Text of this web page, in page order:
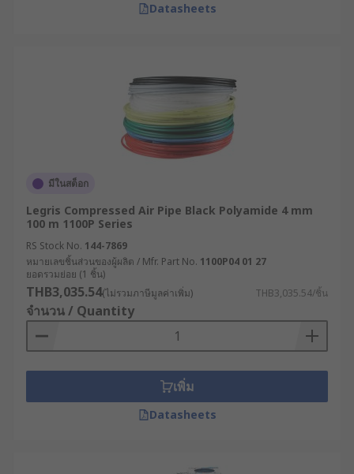
Datasheets
มีในสต็อก
Legris Compressed Air Pipe Black Polyamide 4 mm
100 m 1100P Series
RS Stock No. 144-7869
หมายเลขชิ้นส่วนของผู้ผลิต / Mfr. Part No. 1100P04 01 27
ยอดรวมย่อย (1 ชิ้น)
THB3,035.54(ไม่รวมภาษีมูลค่าเพิ่ม) THB3,035.54/ชิ้น
จำนวน / Quantity
เพิ่ม
Datasheets